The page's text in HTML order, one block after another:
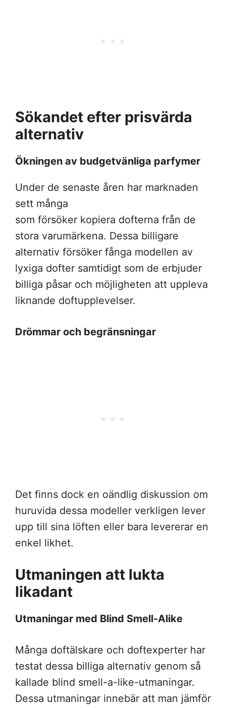
Sökandet efter prisvärda
alternativ
Ökningen av budgetvänliga parfymer
Under de senaste åren har marknaden
sett många
som försöker kopiera dofterna från de
stora varumärkena. Dessa billigare
alternativ försöker fånga modellen av
lyxiga dofter samtidigt som de erbjuder
billiga påsar och möjligheten att uppleva
liknande doftupplevelser.
Drömmar och begränsningar
Det finns dock en oändlig diskussion om
huruvida dessa modeller verkligen lever
upp till sina löften eller bara levererar en
enkel likhet.
Utmaningen att lukta
likadant
Utmaningar med Blind Smell-Alike
Många doftälskare och doftexperter har
testat dessa billiga alternativ genom så
kallade blind smell-a-like-utmaningar.
Dessa utmaningar innebär att man jämför